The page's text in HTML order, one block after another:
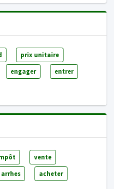
prix unitaire
engager entrer
vente
arrhes acheter